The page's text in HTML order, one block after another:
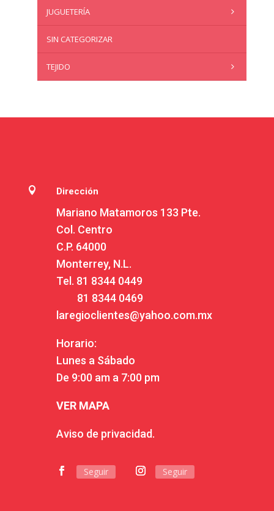
JUGUETERÍA
SIN CATEGORIZAR
TEJIDO
 Dirección
Mariano Matamoros 133 Pte.
Col. Centro
C.P. 64000
Monterrey, N.L.
Tel. 81 8344 0449
81 8344 0469
laregioclientes@yahoo.com.mx
Horario:
Lunes a Sábado
De 9:00 am a 7:00 pm
VER MAPA
Aviso de privacidad.
Seguir Seguir